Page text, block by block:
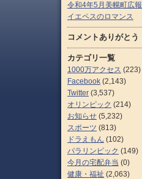
令和4年5月美幌町広報
イエペスのロマンス
コメントありがとう
カテゴリ一覧
1000万アクセス (223)
Facebook (2,143)
Twitter (3,537)
オリンピック (214)
お知らせ (5,232)
スポーツ (813)
ドラえもん (102)
パラリンピック (149)
今月の宅配弁当 (0)
健康・福祉 (2,063)